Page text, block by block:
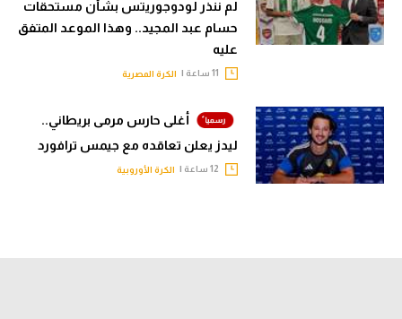
لم ننذر لودوجوريتس بشأن مستحقات
حسام عبد المجيد.. وهذا الموعد المتفق
عليه
الكرة المصرية
أغلى حارس مرمى بريطاني..
ليدز يعلن تعاقده مع جيمس ترافورد
الكرة الأوروبية